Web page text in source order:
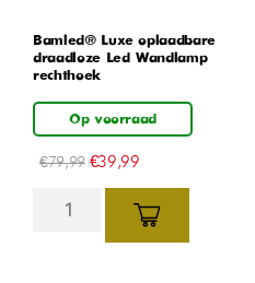
Bamled® Luxe oplaadbare
draadloze Led Wandlamp
rechthoek
Op voorraad
€79,99 €39,99